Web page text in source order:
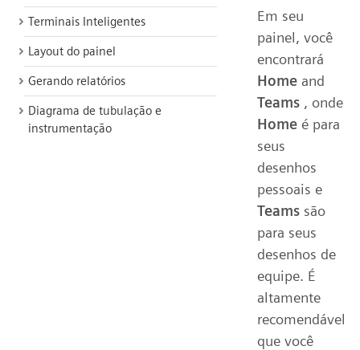
Terminais Inteligentes
Layout do painel
Gerando relatórios
Diagrama de tubulação e
instrumentação
Em seu
painel, você
encontrará
Home and
Teams , onde
Home é para
seus
desenhos
pessoais e
Teams são
para seus
desenhos de
equipe. É
altamente
recomendável
que você